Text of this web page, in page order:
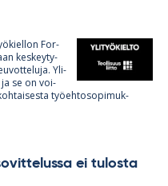
For­
kes­key­ty­
Yli­
ja se on voi­
työ­eh­to­so­pi­muk­
ei tu­los­ta